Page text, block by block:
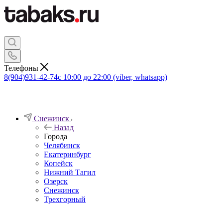
Телефоны
8(904)931-42-74с 10:00 до 22:00 (viber, whatsapp)
Снежинск
Назад
Города
Челябинск
Екатеринбург
Копейск
Нижний Тагил
Озерск
Снежинск
Трехгорный